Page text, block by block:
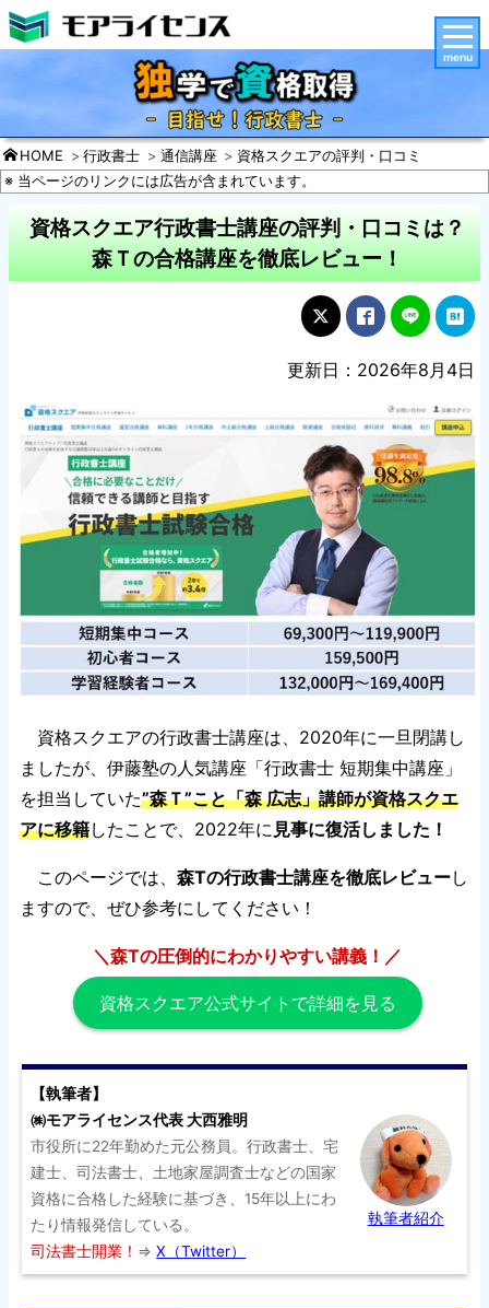
HOME 行政書士 通信講座
資格スクエアの評判・口コミ
※ 当ページのリンクには広告が含まれています。
資格スクエア行政書士講座の評判・口コミは？
森Ｔの合格講座を徹底レビュー！
更新日：2026年8月4日
資格スクエアの行政書士講座は、2020年に一旦閉講し
ましたが、伊藤塾の人気講座「行政書士 短期集中講座」
を担当していた”森Ｔ”こと「森 広志」講師が資格スクエ
アに移籍したことで、2022年に 見事に復活しました！
このページでは、 森Tの行政書士講座を徹底レビューし
ますので、ぜひ参考にしてください！
＼森Tの圧倒的にわかりやすい講義！／
資格スクエア公式サイトで詳細を見る
【執筆者】
㈱モアライセンス代表 大西雅明
市役所に22年勤めた元公務員。行政書士、宅
建士、司法書士、土地家屋調査士などの国家
資格に合格した経験に基づき、15年以上にわ
たり情報発信している。
司法書士開業！ ⇒X（Twitter）
執筆者紹介
menu